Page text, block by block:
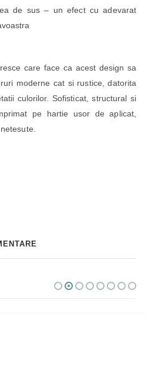
de sus – un efect cu adevarat
care face ca acest design sa
moderne cat si rustice, datorita
culorilor. Sofisticat, structural si
pe hartie usor de aplicat,